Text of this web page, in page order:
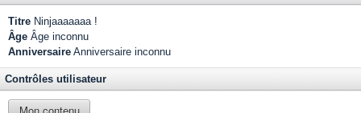
Titre Ninjaaaaaaa !
Âge Âge inconnu
Anniversaire Anniversaire inconnu
Contrôles utilisateur